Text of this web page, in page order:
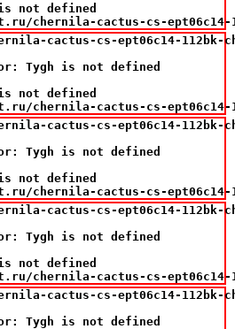
not defined
chernila-cactus-cs-
cactus-cs-ept06c14-112bk-
Tygh is not defined
not defined
chernila-cactus-cs-
cactus-cs-ept06c14-112bk-
Tygh is not defined
not defined
chernila-cactus-cs-
cactus-cs-ept06c14-112bk-
Tygh is not defined
not defined
chernila-cactus-cs-
cactus-cs-ept06c14-112bk-
Tygh is not defined